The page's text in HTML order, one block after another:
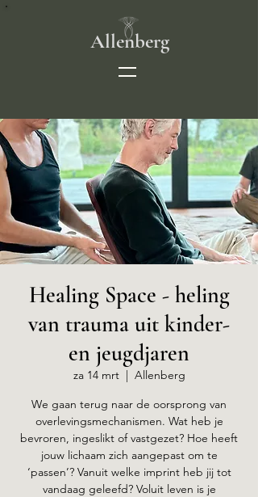
Allenberg
Healing Space - heling
van trauma uit kinder-
en jeugdjaren
za 14 mrt
  |
Allenberg
We gaan terug naar de oorsprong van
overlevingsmechanismen. Wat heb je
bevroren, ingeslikt of vastgezet? Hoe heeft
jouw lichaam zich aangepast om te
‘passen’? Vanuit welke imprint heb jij tot
vandaag geleefd? Voluit leven is je